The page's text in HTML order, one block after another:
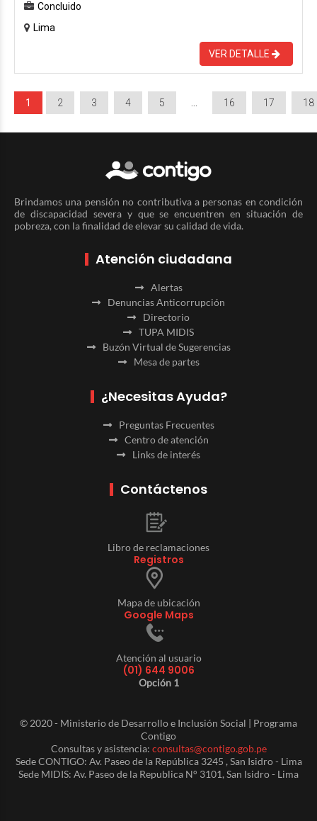
Concluido
Lima
VER DETALLE
1 2 3 4 5 16 17 18
Brindamos una pensión no contributiva a personas en condición
de discapacidad severa y que se encuentren en situación de
pobreza, con la finalidad de elevar su calidad de vida.
Atención ciudadana
Alertas
Denuncias Anticorrupción
Directorio
TUPA MIDIS
Buzón Virtual de Sugerencias
Mesa de partes
¿Necesitas Ayuda?
Preguntas Frecuentes
Centro de atención
Links de interés
Contáctenos
Libro de reclamaciones
Registros
Mapa de ubicación
Google Maps
Atención al usuario
(01) 644 9006
Opción 1
© 2020 - Ministerio de Desarrollo e Inclusión Social | Programa
Contigo
Consultas y asistencia: consultas@contigo.gob.pe
Sede CONTIGO: Av. Paseo de la República 3245 , San Isidro - Lima
Sede MIDIS: Av. Paseo de la Republica N° 3101, San Isidro - Lima